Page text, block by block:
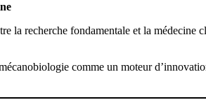
la recherche fondamentale et la
comme un moteur